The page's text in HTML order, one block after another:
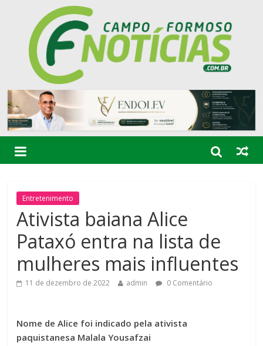
Entretenimento
Ativista baiana Alice
Pataxó entra na lista de
mulheres mais influentes
11 de dezembro de 2022 admin 0 Comentário
Nome de Alice foi indicado pela ativista
paquistanesa Malala Yousafzai